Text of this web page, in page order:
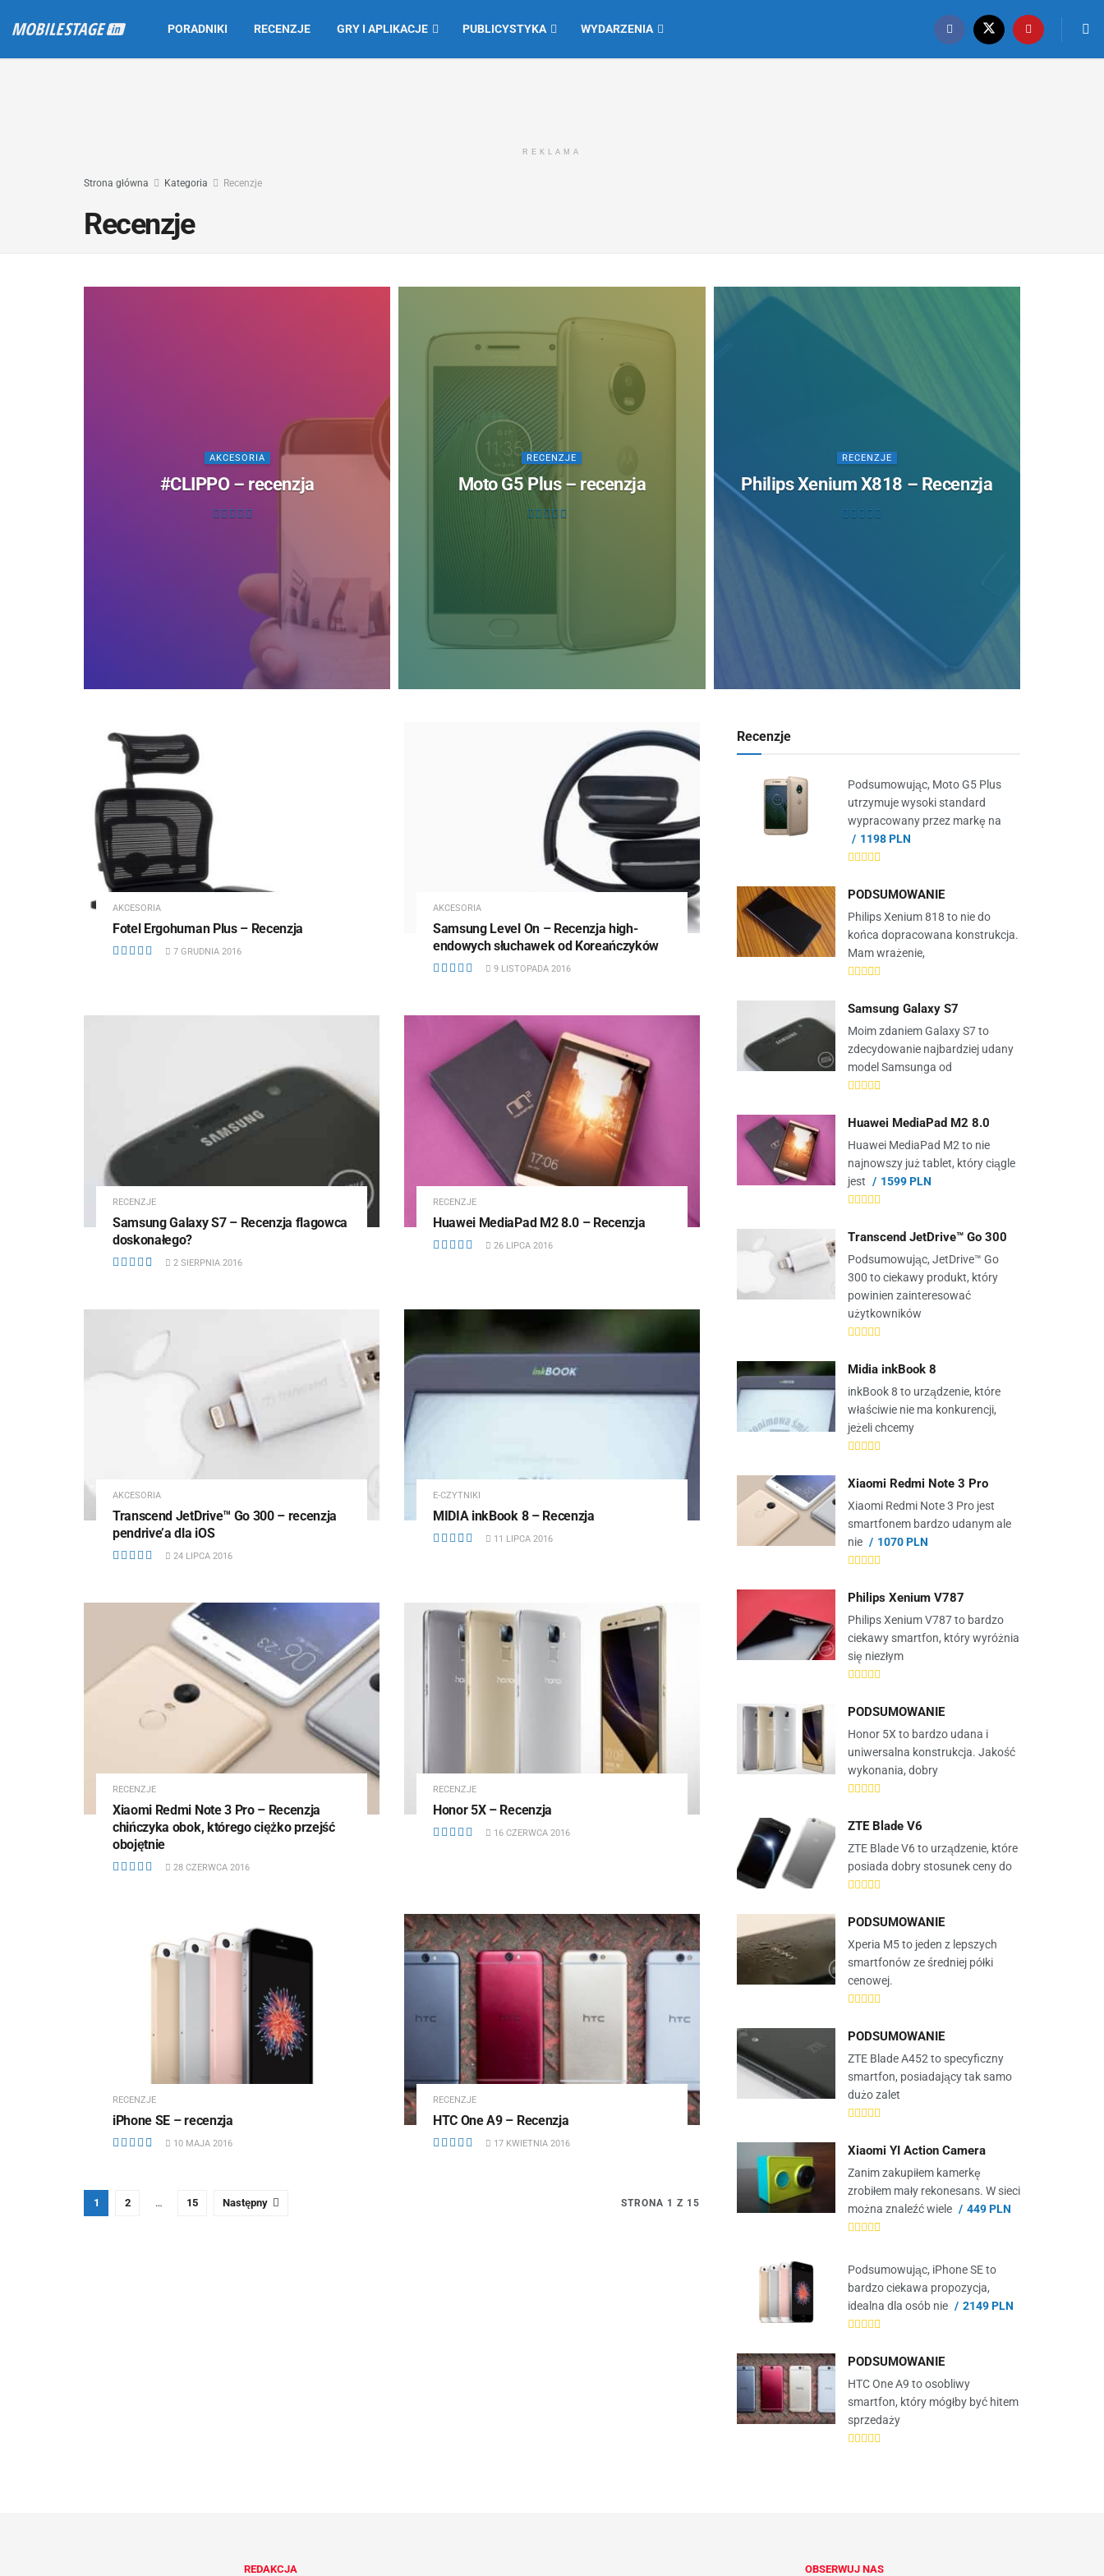
PORADNIKI RECENZJE GRY I APLIKACJE PUBLICYSTYKA WYDARZENIA
REKLAMA
Strona główna Kategoria Recenzje
Recenzje
AKCESORIA
#CLIPPO – recenzja
RECENZJE
Moto G5 Plus – recenzja
RECENZJE
Philips Xenium X818 – Recenzja
AKCESORIA
Fotel Ergohuman Plus – Recenzja
7 GRUDNIA 2016
AKCESORIA
Samsung Level On – Recenzja high-
endowych słuchawek od Koreańczyków
9 LISTOPADA 2016
RECENZJE
Samsung Galaxy S7 – Recenzja flagowca
doskonałego?
2 SIERPNIA 2016
RECENZJE
Huawei MediaPad M2 8.0 – Recenzja
26 LIPCA 2016
AKCESORIA
Transcend JetDrive™ Go 300 – recenzja
pendrive’a dla iOS
24 LIPCA 2016
E-CZYTNIKI
MIDIA inkBook 8 – Recenzja
11 LIPCA 2016
RECENZJE
Xiaomi Redmi Note 3 Pro – Recenzja
chińczyka obok, którego ciężko przejść
obojętnie
28 CZERWCA 2016
RECENZJE
Honor 5X – Recenzja
16 CZERWCA 2016
RECENZJE
iPhone SE – recenzja
10 MAJA 2016
RECENZJE
HTC One A9 – Recenzja
17 KWIETNIA 2016
STRONA 1 Z 15
1 2 … 15 Następny
Recenzje
Podsumowując, Moto G5 Plus
utrzymuje wysoki standard
wypracowany przez markę na
1198 PLN
PODSUMOWANIE
Philips Xenium 818 to nie do
końca dopracowana konstrukcja.
Mam wrażenie,
Samsung Galaxy S7
Moim zdaniem Galaxy S7 to
zdecydowanie najbardziej udany
model Samsunga od
Huawei MediaPad M2 8.0
Huawei MediaPad M2 to nie
najnowszy już tablet, który ciągle
jest
1599 PLN
Transcend JetDrive™ Go 300
Podsumowując, JetDrive™ Go
300 to ciekawy produkt, który
powinien zainteresować
użytkowników
Midia inkBook 8
inkBook 8 to urządzenie, które
właściwie nie ma konkurencji,
jeżeli chcemy
Xiaomi Redmi Note 3 Pro
Xiaomi Redmi Note 3 Pro jest
smartfonem bardzo udanym ale
nie
1070 PLN
Philips Xenium V787
Philips Xenium V787 to bardzo
ciekawy smartfon, który wyróżnia
się niezłym
PODSUMOWANIE
Honor 5X to bardzo udana i
uniwersalna konstrukcja. Jakość
wykonania, dobry
ZTE Blade V6
ZTE Blade V6 to urządzenie, które
posiada dobry stosunek ceny do
PODSUMOWANIE
Xperia M5 to jeden z lepszych
smartfonów ze średniej półki
cenowej.
PODSUMOWANIE
ZTE Blade A452 to specyficzny
smartfon, posiadający tak samo
dużo zalet
Xiaomi YI Action Camera
Zanim zakupiłem kamerkę
zrobiłem mały rekonesans. W sieci
można znaleźć wiele
449 PLN
Podsumowując, iPhone SE to
bardzo ciekawa propozycja,
idealna dla osób nie
2149 PLN
PODSUMOWANIE
HTC One A9 to osobliwy
smartfon, który mógłby być hitem
sprzedaży
REDAKCJA OBSERWUJ NAS